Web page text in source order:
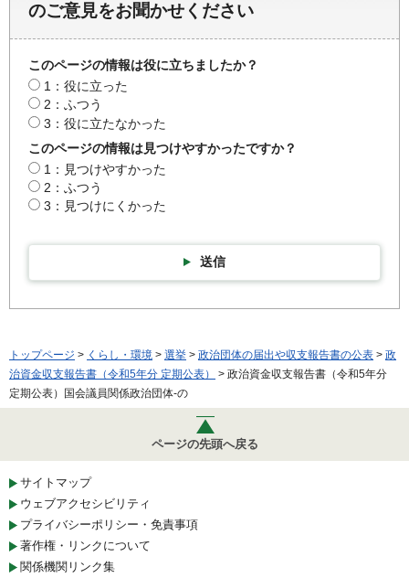
のご意見をお聞かせください
このページの情報は役に立ちましたか？
1：役に立った
2：ふつう
3：役に立たなかった
このページの情報は見つけやすかったですか？
1：見つけやすかった
2：ふつう
3：見つけにくかった
送信
トップページ > くらし・環境 > 選挙 > 政治団体の届出や収支報告書の公表 > 政
治資金収支報告書（令和5年分 定期公表）
> 政治資金収支報告書（令和5年分
定期公表）国会議員関係政治団体-の
ページの先頭へ戻る
サイトマップ
ウェブアクセシビリティ
プライバシーポリシー・免責事項
著作権・リンクについて
関係機関リンク集